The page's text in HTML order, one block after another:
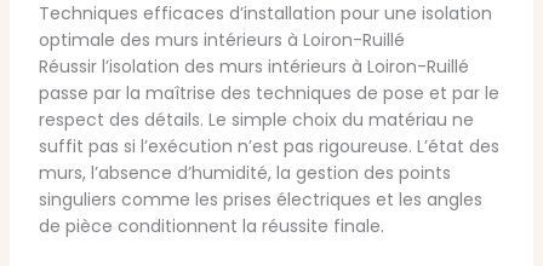
Techniques efficaces d’installation pour une isolation
optimale des murs intérieurs à Loiron-Ruillé
Réussir l’isolation des murs intérieurs à Loiron-Ruillé
passe par la maîtrise des techniques de pose et par le
respect des détails. Le simple choix du matériau ne
suffit pas si l’exécution n’est pas rigoureuse. L’état des
murs, l’absence d’humidité, la gestion des points
singuliers comme les prises électriques et les angles
de pièce conditionnent la réussite finale.